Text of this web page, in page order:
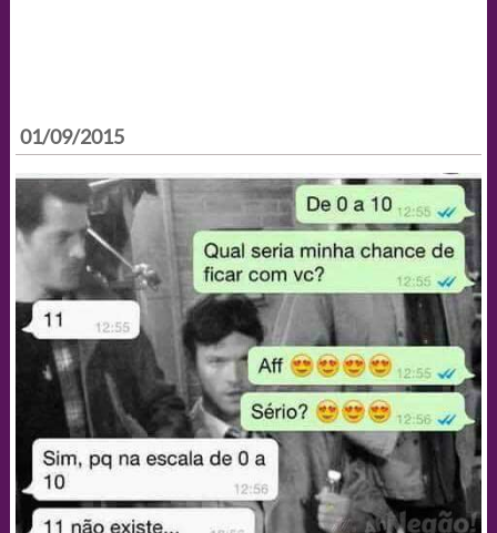
01/09/2015